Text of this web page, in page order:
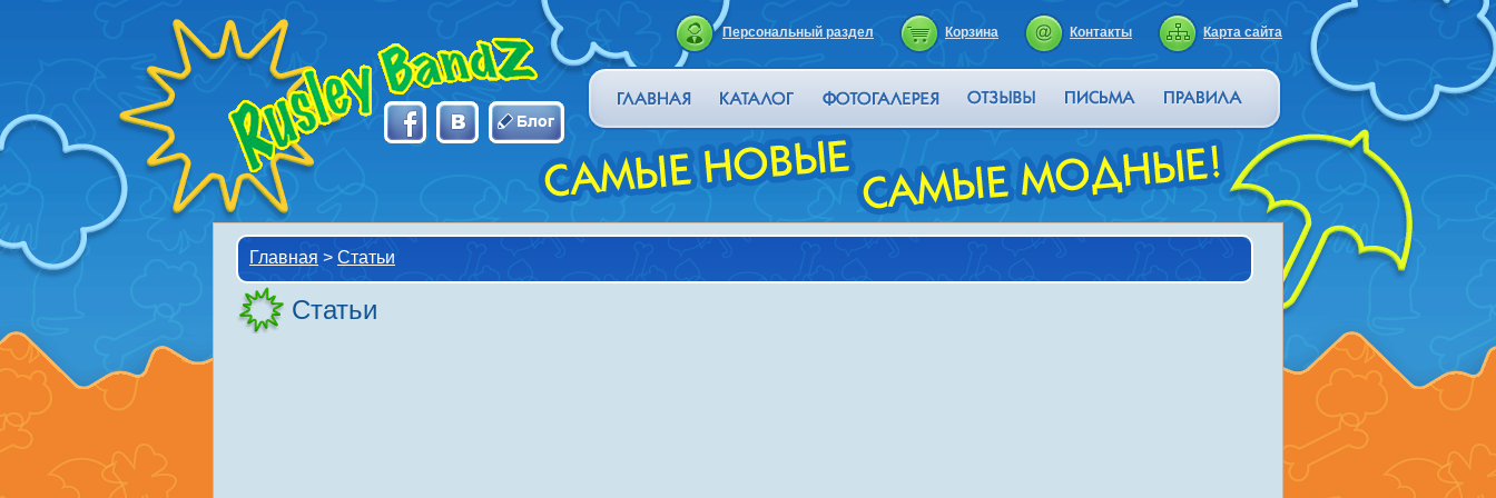
Персональный раздел Корзина Контакты Карта сайта
Главная > Статьи
Статьи